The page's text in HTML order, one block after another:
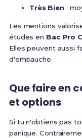
Très Bien :
Les mentions
études en Bac Pro
Elles peuvent aussi
d'embauche.
Que faire en
et options
Si tu n'obtiens pas
panique.